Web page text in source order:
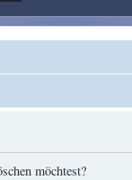
möchtest?